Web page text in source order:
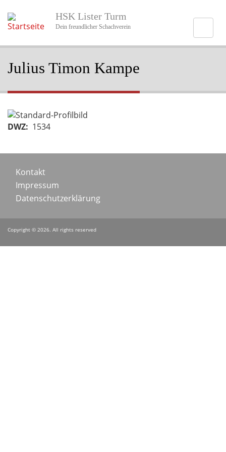
zum
Inhalt
HSK Lister Turm
Dein freundlicher Schachverein
Julius Timon Kampe
Portraitbild
DWZ
1534
Footer
menu
Kontakt
Impressum
Datenschutzerklärung
Copyright © 2026. All rights reserved